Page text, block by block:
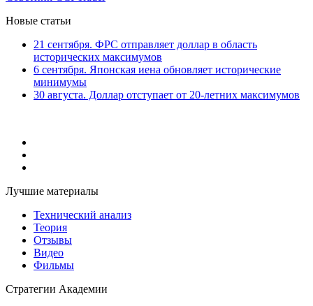
Новые статьи
21 сентября. ФРС отправляет доллар в область
исторических максимумов
6 сентября. Японская иена обновляет исторические
минимумы
30 августа. Доллар отступает от 20-летних максимумов
Лучшие материалы
Технический анализ
Теория
Отзывы
Видео
Фильмы
Стратегии Академии